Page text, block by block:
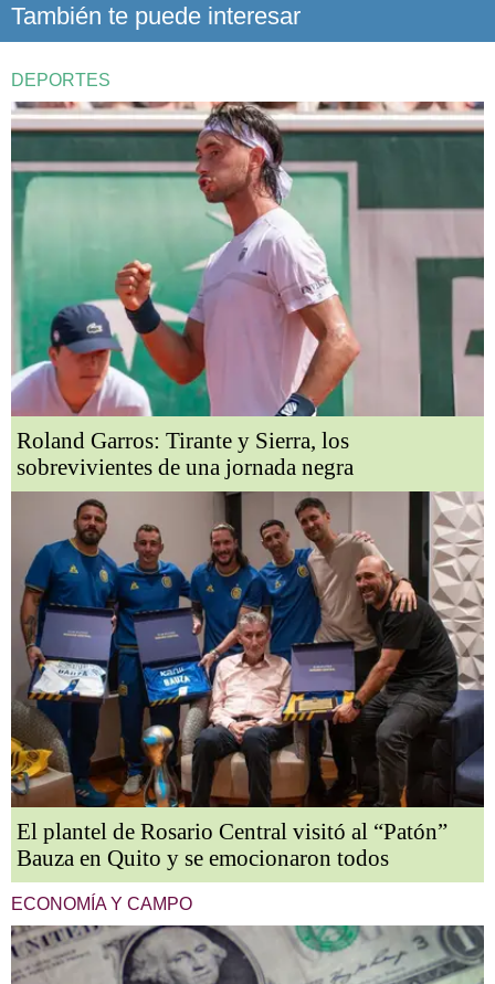
También te puede interesar
DEPORTES
Roland Garros: Tirante y Sierra, los
sobrevivientes de una jornada negra
El plantel de Rosario Central visitó al “Patón”
Bauza en Quito y se emocionaron todos
ECONOMÍA Y CAMPO